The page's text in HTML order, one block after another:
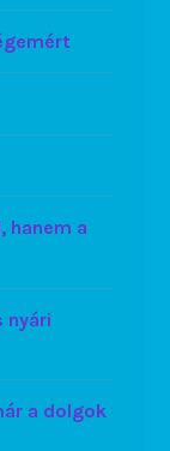
hanem a
nyári
a dolgok